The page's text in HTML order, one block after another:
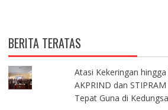
BERITA TERATAS
Atasi Kekeringan
AKPRIND dan
Tepat Guna di